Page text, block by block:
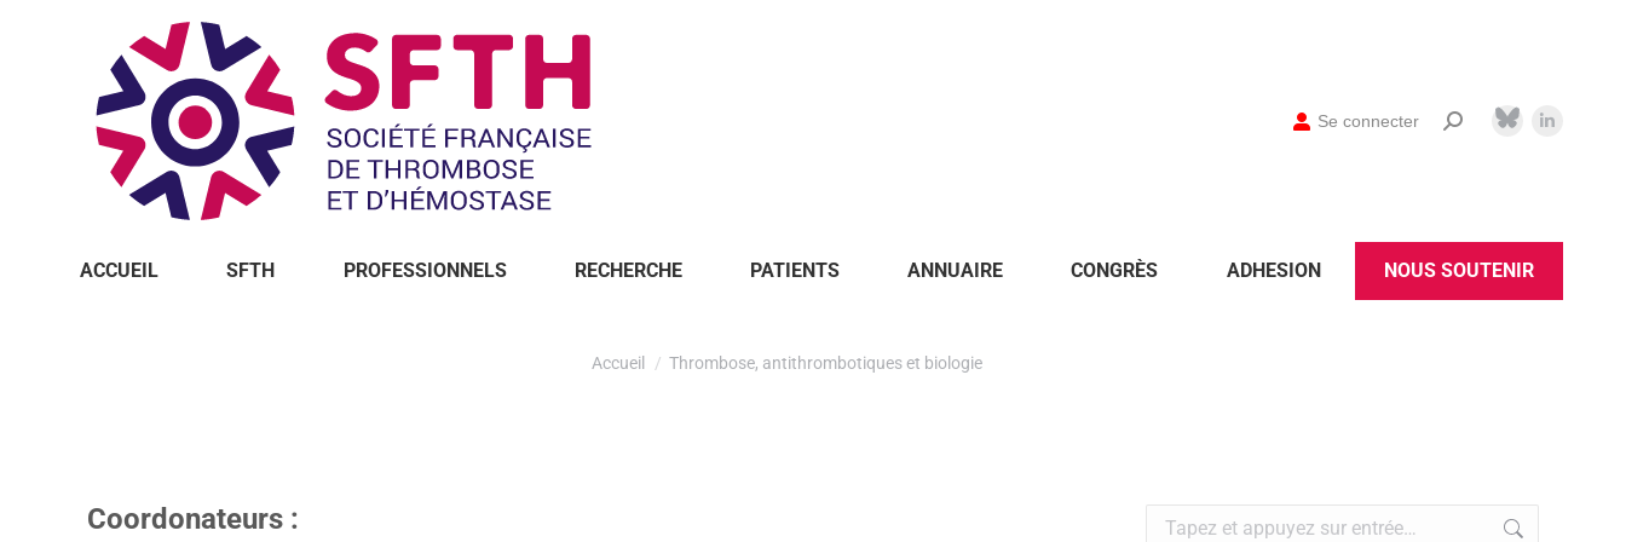
Se connecter
ACCUEIL SFTH PROFESSIONNELS RECHERCHE PATIENTS ANNUAIRE CONGRÈS ADHESION NOUS SOUTENIR
Accueil Thrombose, antithrombotiques et biologie
Coordonateurs :